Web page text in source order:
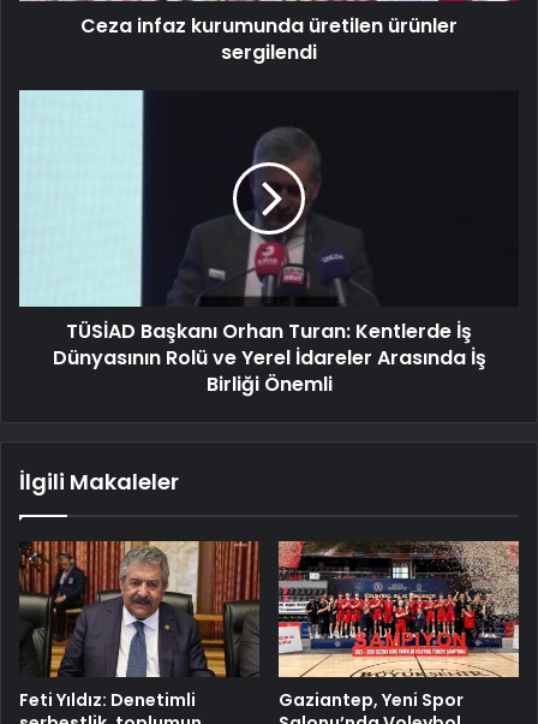
Ceza infaz kurumunda üretilen ürünler
sergilendi
TÜSİAD Başkanı Orhan Turan: Kentlerde İş
Dünyasının Rolü ve Yerel İdareler Arasında İş
Birliği Önemli
İlgili Makaleler
Feti Yıldız: Denetimli
Gaziantep, Yeni Spor